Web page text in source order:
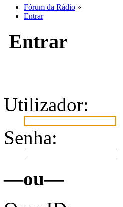
Fórum da Rádio »
Entrar
Entrar
Utilizador:
Senha:
—ou—